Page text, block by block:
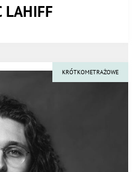
LAHIFF
KRÓTKOMETRAŻOWE